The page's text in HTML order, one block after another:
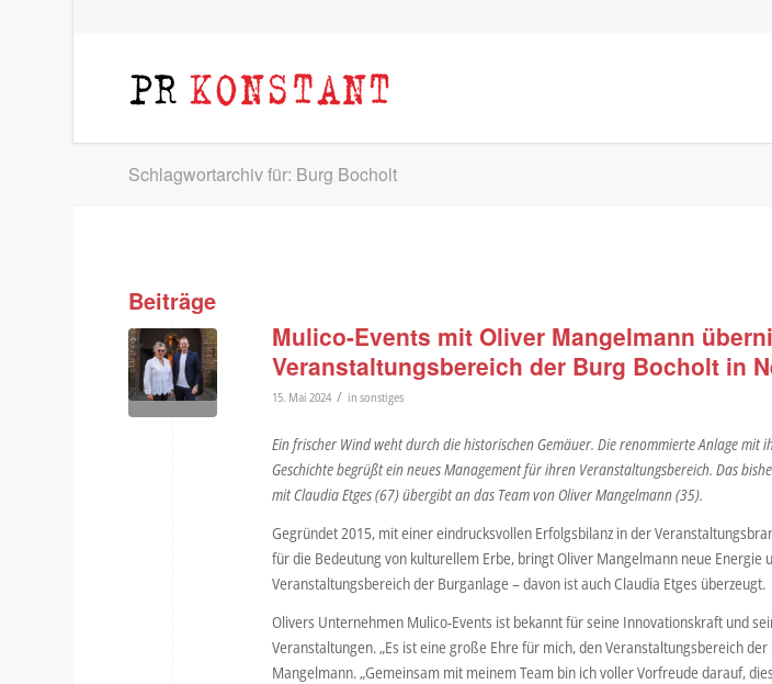
Schlagwortarchiv für: Burg Bocholt
Beiträge
Mulico-Events mit Oliver Mangelmann
Veranstaltungsbereich der Burg Bocholt in
15. Mai 2024 / insonstiges
Ein frischer Wind weht durch die historischen Gemäuer. Die renommierte Anlage mit
Geschichte begrüßt ein neues Management für ihren Veranstaltungsbereich. Das
mit Claudia Etges (67) übergibt an das Team von Oliver Mangelmann (35).
Gegründet 2015, mit einer eindrucksvollen Erfolgsbilanz in der
für die Bedeutung von kulturellem Erbe, bringt Oliver Mangelmann neue Energie
Veranstaltungsbereich der Burganlage – davon ist auch Claudia Etges überzeugt.
Olivers Unternehmen Mulico-Events ist bekannt für seine Innovationskraft und
Veranstaltungen. „Es ist eine große Ehre für mich, den Veranstaltungsbereich
Mangelmann. „Gemeinsam mit meinem Team bin ich voller Vorfreude darauf,